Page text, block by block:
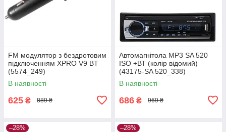
FM модулятор з бездротовим
підключенням XPRO V9 BT
(5574_249)
В наявності
625 ₴ 889 ₴
Автомагнітола MP3 SA 520
ISO +ВТ (колір відомий)
(43175-SA 520_338)
В наявності
686 ₴ 969 ₴
–28% –28%